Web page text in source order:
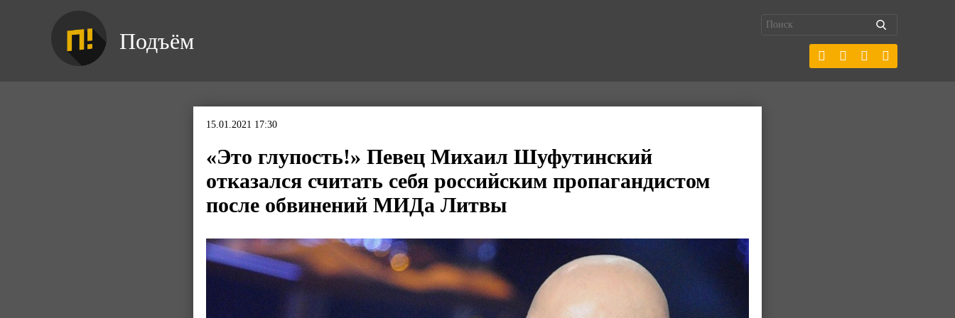
Подъём
15.01.2021 17:30
«Это глупость!» Певец Михаил Шуфутинский
отказался считать себя российским пропагандистом
после обвинений МИДа Литвы